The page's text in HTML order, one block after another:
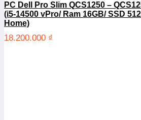
PC Dell Pro Slim QCS1250 –
(i5-14500 vPro/ Ram 16GB/ SSD
Home)
18.200.000 ₫